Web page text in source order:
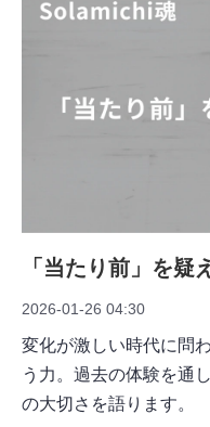
「当たり前」を疑え
2026-01-26 04:30
変化が激しい時代に問
う力。過去の体験を通
の大切さを語ります。